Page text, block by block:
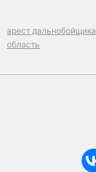
арест дальнобойщика
область